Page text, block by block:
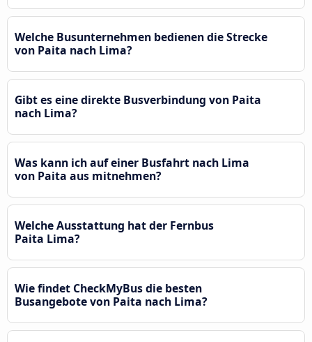
Welche Busunternehmen bedienen die Strecke
von Paita nach Lima?
Gibt es eine direkte Busverbindung von Paita
nach Lima?
Was kann ich auf einer Busfahrt nach Lima
von Paita aus mitnehmen?
Welche Ausstattung hat der Fernbus
Paita Lima?
Wie findet CheckMyBus die besten
Busangebote von Paita nach Lima?